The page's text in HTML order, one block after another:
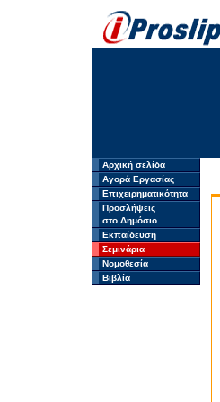
Αρχική σελίδα
Αγορά Εργασίας
Επιχειρηματικότητα
Προσλήψεις
στο Δημόσιο
Εκπαίδευση
Σεμινάρια
Νομοθεσία
Βιβλία